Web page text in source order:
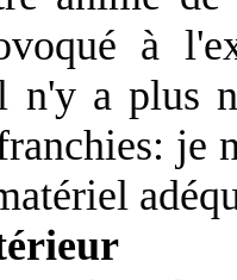
à
n'y a plus
je